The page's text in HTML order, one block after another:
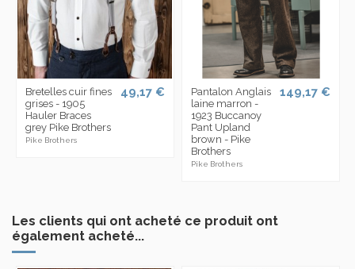
Bretelles cuir fines
grises - 1905
Hauler Braces
grey Pike Brothers
Pike Brothers
49,17 €
Pantalon Anglais
laine marron -
1923 Buccanoy
Pant Upland
brown - Pike
Brothers
Pike Brothers
149,17 €
Les clients qui ont acheté ce produit ont
également acheté...